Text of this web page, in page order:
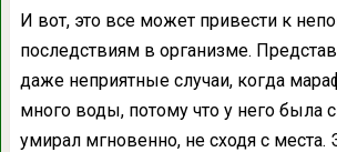
И вот, это все может привести к
последствиям в организме.
даже неприятные случаи, когда
много воды, потому что у него была
умирал мгновенно, не сходя с места.